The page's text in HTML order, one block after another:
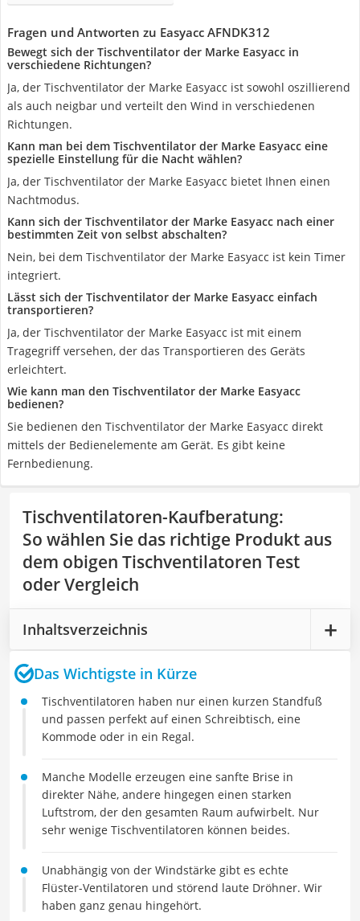
Fragen und Antworten zu Easyacc ‎AFNDK312
Bewegt sich der Tischventilator der Marke Easyacc in
verschiedene Richtungen?
Ja, der Tischventilator der Marke Easyacc ist sowohl oszillierend
als auch neigbar und verteilt den Wind in verschiedenen
Richtungen.
Kann man bei dem Tischventilator der Marke Easyacc eine
spezielle Einstellung für die Nacht wählen?
Ja, der Tischventilator der Marke Easyacc bietet Ihnen einen
Nachtmodus.
Kann sich der Tischventilator der Marke Easyacc nach einer
bestimmten Zeit von selbst abschalten?
Nein, bei dem Tischventilator der Marke Easyacc ist kein Timer
integriert.
Lässt sich der Tischventilator der Marke Easyacc einfach
transportieren?
Ja, der Tischventilator der Marke Easyacc ist mit einem
Tragegriff versehen, der das Transportieren des Geräts
erleichtert.
Wie kann man den Tischventilator der Marke Easyacc
bedienen?
Sie bedienen den Tischventilator der Marke Easyacc direkt
mittels der Bedienelemente am Gerät. Es gibt keine
Fernbedienung.
Tischventilatoren-Kaufberatung:
So wählen Sie das richtige Produkt aus
dem obigen Tischventilatoren Test
oder Vergleich
Inhaltsverzeichnis
Das Wichtigste in Kürze
Tischventilatoren haben nur einen kurzen Standfuß
und passen perfekt auf einen Schreibtisch, eine
Kommode oder in ein Regal.
Manche Modelle erzeugen eine sanfte Brise in
direkter Nähe, andere hingegen einen starken
Luftstrom, der den gesamten Raum aufwirbelt. Nur
sehr wenige Tischventilatoren können beides.
Unabhängig von der Windstärke gibt es echte
Flüster-Ventilatoren und störend laute Dröhner. Wir
haben ganz genau hingehört.